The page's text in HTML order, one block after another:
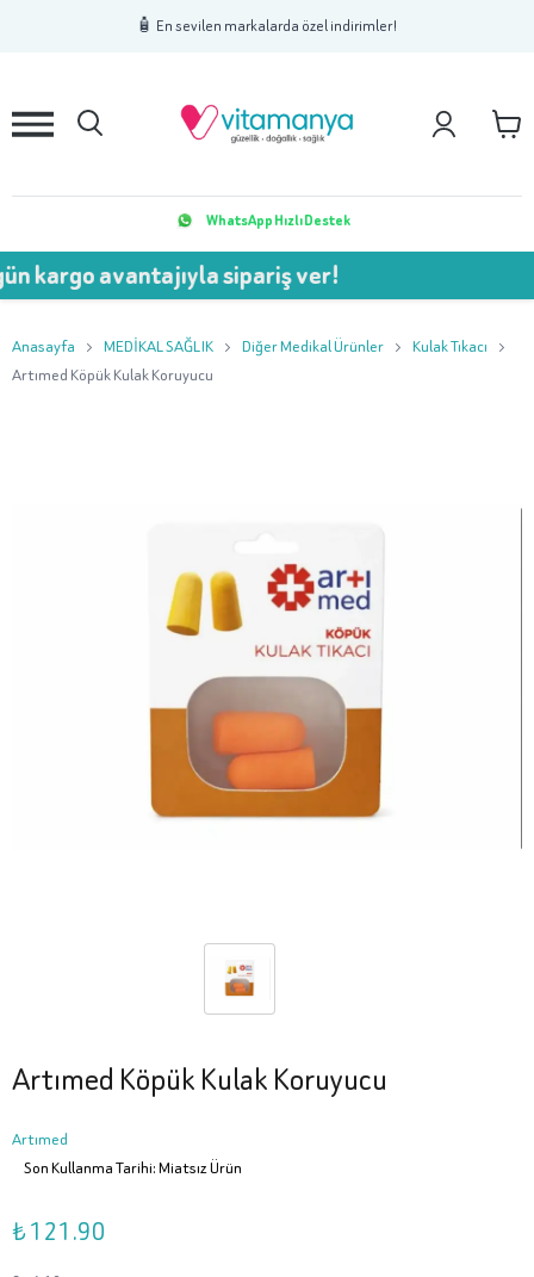
🧴 En sevilen markalarda özel indirimler!
2 3
WhatsApp Hızlı Destek
kargo avantajıyla sipariş ver!
Anasayfa MEDİKAL SAĞLIK Diğer Medikal Ürünler
Kulak Tıkacı
Artımed Köpük Kulak Koruyucu
Artımed Köpük Kulak Koruyucu
Artımed
Son Kullanma Tarihi: Miatsız Ürün
₺ 121.90